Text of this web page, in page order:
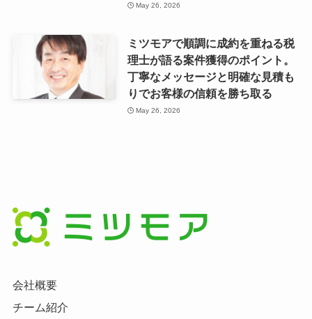
May 26, 2026
ミツモアで順調に成約を重ねる税
理士が語る案件獲得のポイント。
丁寧なメッセージと明確な見積も
りでお客様の信頼を勝ち取る
May 26, 2026
会社概要
チーム紹介